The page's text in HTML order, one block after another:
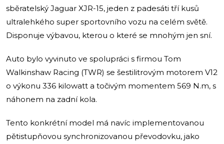
sběratelský Jaguar XJR-15, jeden z padesáti tří kusů
ultralehkého super sportovního vozu na celém světě.
Disponuje výbavou, kterou o které se mnohým jen sní.
Auto bylo vyvinuto ve spolupráci s firmou Tom
Walkinshaw Racing (TWR) se šestilitrovým motorem V12
o výkonu 336 kilowatt a točivým momentem 569 N.m, s
náhonem na zadní kola.
Tento konkrétní model má navíc implementovanou
pětistupňovou synchronizovanou převodovku, jako